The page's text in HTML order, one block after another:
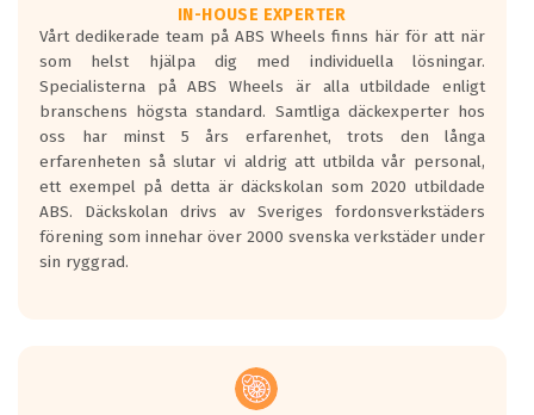
Våtgrepp egenskaper:
Betygsskalan är satt A till F. Där A påvisar
den kortaste bromssträckan och F är den
längsta.
Inga D eller G betyg delas ut för
personbilar och lätta lastbilar.
Betyget sätts efter ett test där däcken
skall bromsa in på en väg där det ligger
0.5-1.5 mm vatten.
I 80km/h kommer skillnaden på
Vid körning i över 50km/h brukar
IN-HOUSE EXPERTER
Vårt dedikerade team på ABS Wheels finns här för att när
som helst hjälpa dig med individuella lösningar.
Specialisterna på ABS Wheels är alla utbildade enligt
branschens högsta standard. Samtliga däckexperter hos
oss har minst 5 års erfarenhet, trots den långa
erfarenheten så slutar vi aldrig att utbilda vår personal,
ett exempel på detta är däckskolan som 2020 utbildade
ABS. Däckskolan drivs av Sveriges fordonsverkstäders
förening som innehar över 2000 svenska verkstäder under
sin ryggrad.